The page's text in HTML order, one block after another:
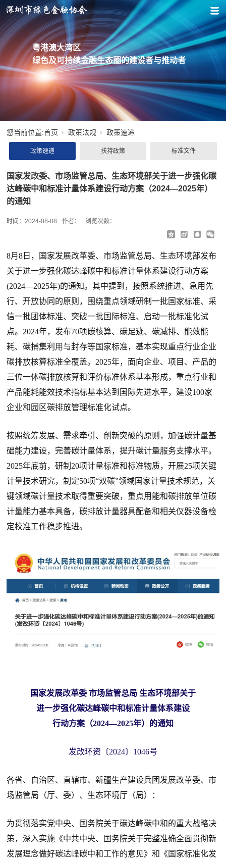
粤港澳大湾区
绿色及可持续金融生态圈的建设者与推动者
您当前位置:首页 政策法规 政策速递
政策速递 扶持政策 标准文件
国家发改委、市场监管总局、生态环境部关于进一步强化碳
达峰碳中和标准计量体系建设行动方案（2024—2025年）
的通知
时间： 2024-08-08 作者： 浏览次数：
8月8日，国家发展改革委、市场监管总局、生态环境部发布
关于进一步强化碳达峰碳中和标准计量体系建设行动方案
(2024—2025年)的通知。其中提到，按照系统推进、急用先
行、开放协同的原则，围绕重点领域研制一批国家标准、采
信一批团体标准、突破一批国际标准、启动一批标准化试
点。2024年，发布70项碳核算、碳足迹、碳减排、能效能
耗、碳捕集利用与封存等国家标准，基本实现重点行业企业
碳排放核算标准全覆盖。2025年，面向企业、项目、产品的
三位一体碳排放核算和评价标准体系基本形成，重点行业和
产品能耗能效技术指标基本达到国际先进水平，建设100家
企业和园区碳排放管理标准化试点。
按照统筹发展、需求牵引、创新突破的原则，加强碳计量基
础能力建设，完善碳计量体系，提升碳计量服务支撑水平。
2025年底前，研制20项计量标准和标准物质，开展25项关键
计量技术研究，制定50项“双碳”领域国家计量技术规范，关
键领域碳计量技术取得重要突破，重点用能和碳排放单位碳
计量能力基本具备，碳排放计量器具配备和相关仪器设备检
定校准工作稳步推进。
国家发展改革委 市场监管总局 生态环境部关于
进一步强化碳达峰碳中和标准计量体系建设
行动方案（2024—2025年）的通知
发改环资〔2024〕1046号
各省、自治区、直辖市、新疆生产建设兵团发展改革委、市
场监管局（厅、委）、生态环境厅（局）：
为贯彻落实党中央、国务院关于碳达峰碳中和的重大战略决
策，深入实施《中共中央、国务院关于完整准确全面贯彻新
发展理念做好碳达峰碳中和工作的意见》和《国家标准化发